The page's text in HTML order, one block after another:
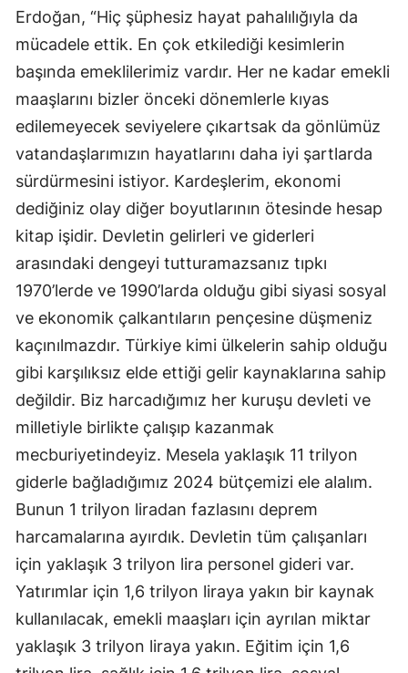
Erdoğan, “Hiç şüphesiz hayat pahalılığıyla da
mücadele ettik. En çok etkilediği kesimlerin
başında emeklilerimiz vardır. Her ne kadar emekli
maaşlarını bizler önceki dönemlerle kıyas
edilemeyecek seviyelere çıkartsak da gönlümüz
vatandaşlarımızın hayatlarını daha iyi şartlarda
sürdürmesini istiyor. Kardeşlerim, ekonomi
dediğiniz olay diğer boyutlarının ötesinde hesap
kitap işidir. Devletin gelirleri ve giderleri
arasındaki dengeyi tutturamazsanız tıpkı
1970’lerde ve 1990’larda olduğu gibi siyasi sosyal
ve ekonomik çalkantıların pençesine düşmeniz
kaçınılmazdır. Türkiye kimi ülkelerin sahip olduğu
gibi karşılıksız elde ettiği gelir kaynaklarına sahip
değildir. Biz harcadığımız her kuruşu devleti ve
milletiyle birlikte çalışıp kazanmak
mecburiyetindeyiz. Mesela yaklaşık 11 trilyon
giderle bağladığımız 2024 bütçemizi ele alalım.
Bunun 1 trilyon liradan fazlasını deprem
harcamalarına ayırdık. Devletin tüm çalışanları
için yaklaşık 3 trilyon lira personel gideri var.
Yatırımlar için 1,6 trilyon liraya yakın bir kaynak
kullanılacak, emekli maaşları için ayrılan miktar
yaklaşık 3 trilyon liraya yakın. Eğitim için 1,6